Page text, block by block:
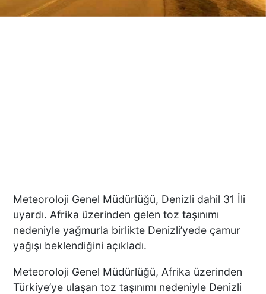
Meteoroloji Genel Müdürlüğü, Denizli dahil 31 İli
uyardı. Afrika üzerinden gelen toz taşınımı
nedeniyle yağmurla birlikte Denizli’yede çamur
yağışı beklendiğini açıkladı.
Meteoroloji Genel Müdürlüğü, Afrika üzerinden
Türkiye’ye ulaşan toz taşınımı nedeniyle Denizli